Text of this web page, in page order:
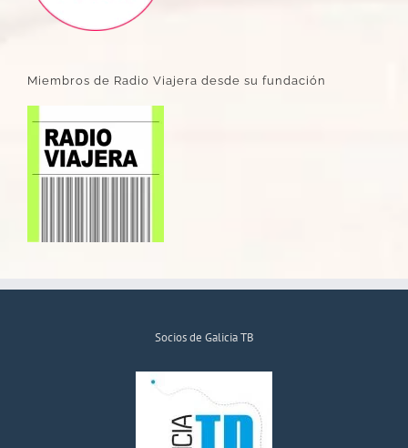
Miembros de Radio Viajera desde su fundación
Socios de Galicia TB